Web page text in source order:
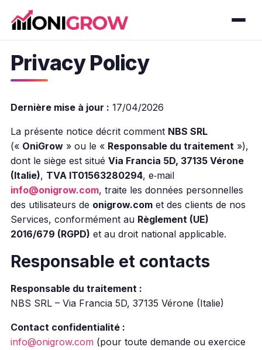
Privacy Policy
Dernière mise à jour : 17/04/2026
La présente notice décrit comment NBS SRL
(« OniGrow» ou le « Responsable du traitement»),
dont le siège est situé Via Francia 5D, 37135 Vérone
(Italie), TVA IT01563280294, e‑mail
info@onigrow.com, traite les données personnelles
des utilisateurs de onigrow.comet des clients de nos
Services, conformément au Règlement (UE)
2016/679 (RGPD) et au droit national applicable.
Responsable et contacts
Responsable du traitement :
NBS SRL – Via Francia 5D, 37135 Vérone (Italie)
Contact confidentialité :
info@onigrow.com (pour toute demande ou exercice